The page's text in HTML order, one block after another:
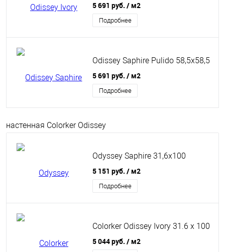
5 691 руб. / м2
Подробнее
Odissey Saphire Pulido 58,5x58,5
5 691 руб. / м2
Подробнее
настенная Colorker Odissey
Odyssey Saphire 31,6x100
5 151 руб. / м2
Подробнее
Colorker Odissey Ivory 31.6 x 100
5 044 руб. / м2